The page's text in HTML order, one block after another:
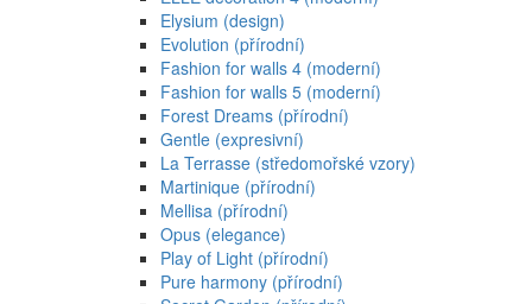
Elysium (design)
Evolution (přírodní)
Fashion for walls 4 (moderní)
Fashion for walls 5 (moderní)
Forest Dreams (přírodní)
Gentle (expresivní)
La Terrasse (středomořské vzory)
Martinique (přírodní)
Mellisa (přírodní)
Opus (elegance)
Play of Light (přírodní)
Pure harmony (přírodní)